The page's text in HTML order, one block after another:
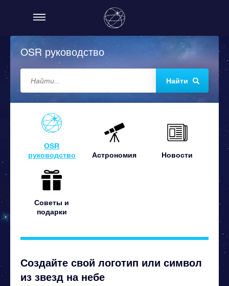
OSR руководство
Найти
OSR
руководство
Астрономия Новости
Советы и
подарки
Создайте свой логотип или символ
из звезд на небе